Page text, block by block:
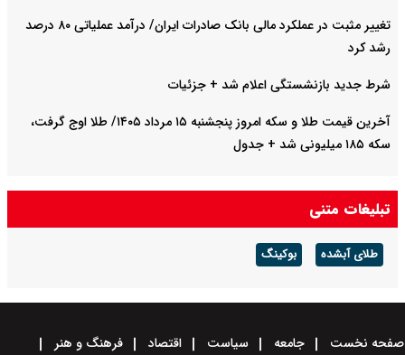
تغییر مثبت در عملکرد مالی بانک صادرات ایران/ درآمد عملیاتی ۸۰ درصد
رشد کرد
شرط جدید بازنشستگی اعلام شد + جزئیات
آخرین قیمت طلا و سکه امروز پنجشنبه ۱۵ مرداد ۱۴۰۵/ طلا اوج گرفت،
سکه ۱۸۵ میلیونی شد + جدول
تبلیغات متنی
طلای آبشده بوکینگ
صفحه نخست جامعه سیاست اقتصاد
فرهنگ و هنر